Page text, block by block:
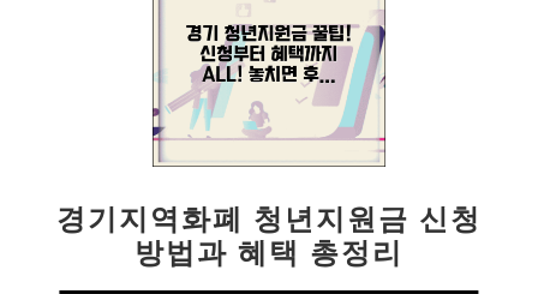
경기지역화폐 청년지원금 신청
방법과 혜택 총정리